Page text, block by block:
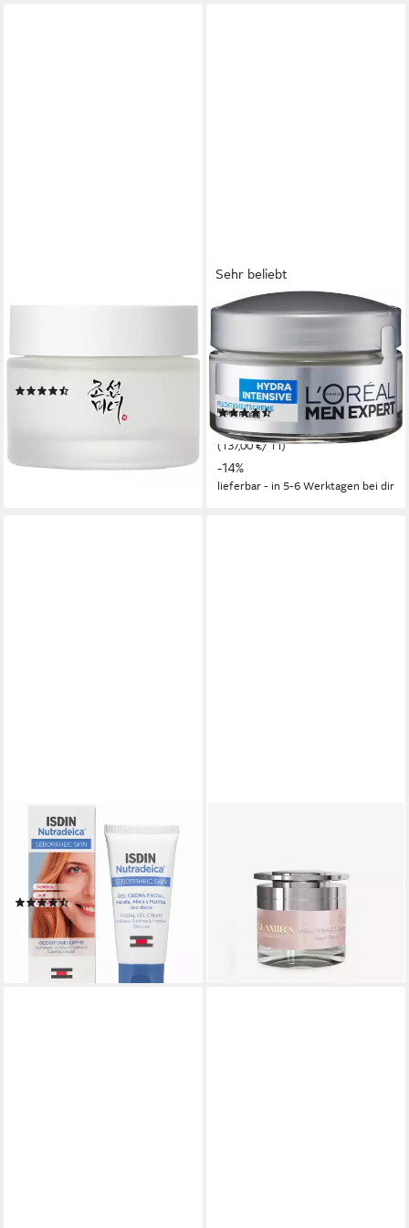
DYNASTY CREAM, stärkt die
Hautbarriere
(13)
UVP26,90 €
lieferbar - in 7-9 Werktagen bei dir
Sehr beliebt
L'ORÉAL PARIS MEN EXPERT
Intensive,
die Haut gegen tägliche
Belastung
6,85 € UVP7,99 €
(137,00 €/ 1 l)
-14%
lieferbar - in 5-6 Werktagen bei dir
Feuchtigkeitscreme
Nutradeica Gesichts-Gel-
Creme 50 ml
(8)
19,89 €
(397,80 €/ 1 l)
lieferbar - in 4-5 Werktagen bei dir
Packung, 1-tlg., mit 50 g Inhalt
21,17 €
(42,34 €/ 100 g)
lieferbar - in 2-3 Werktagen bei dir